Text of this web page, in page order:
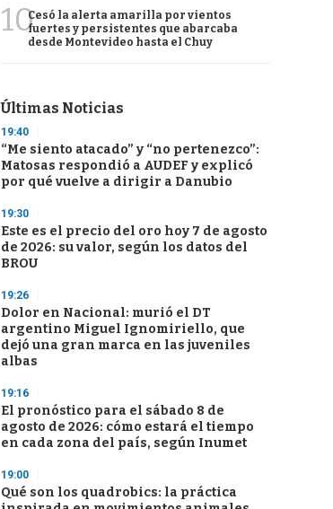
10Cesó la alerta amarilla por vientos
fuertes y persistentes que abarcaba
desde Montevideo hasta el Chuy
Últimas Noticias
19:40
“Me siento atacado” y “no pertenezco”:
Matosas respondió a AUDEF y explicó
por qué vuelve a dirigir a Danubio
19:30
Este es el precio del oro hoy 7 de agosto
de 2026: su valor, según los datos del
BROU
19:26
Dolor en Nacional: murió el DT
argentino Miguel Ignomiriello, que
dejó una gran marca en las juveniles
albas
19:16
El pronóstico para el sábado 8 de
agosto de 2026: cómo estará el tiempo
en cada zona del país, según Inumet
19:00
Qué son los quadrobics: la práctica